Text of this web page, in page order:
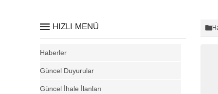
HIZLI MENÜ
Haberler
Güncel Duyurular
Güncel İhale İlanları